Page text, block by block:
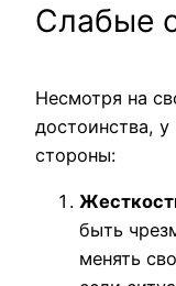
Слабые
Несмотря на
достоинства,
стороны:
быть
менять